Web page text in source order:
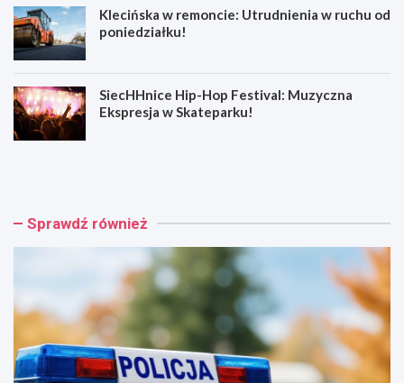
Klecińska w remoncie: Utrudnienia w ruchu od
poniedziałku!
SiecHHnice Hip-Hop Festival: Muzyczna
Ekspresja w Skateparku!
Z
r
a
z
u
T
a
p
r
ó
Sprawdź również